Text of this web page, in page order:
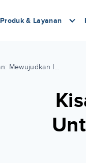
Produk & Layanan
Kisah Fadlan: Mewujudkan Impian Untuk Bekerja di Industri Perfilman Bersama IDS